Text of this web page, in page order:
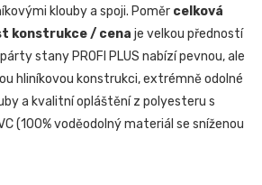
klouby a spoji. Poměr celková
konstrukce / cenaje velkou předností
stany PROFI PLUS nabízí pevnou, ale
hliníkovou konstrukci, extrémně odolné
a kvalitní opláštění z polyesteru s
(100% voděodolný materiál se sníženou